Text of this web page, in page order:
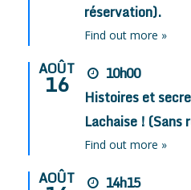
réservation).
Find out more »
AOÛT
16
10h00
Histoires et
Lachaise ! (Sans
Find out more »
AOÛT
14h15